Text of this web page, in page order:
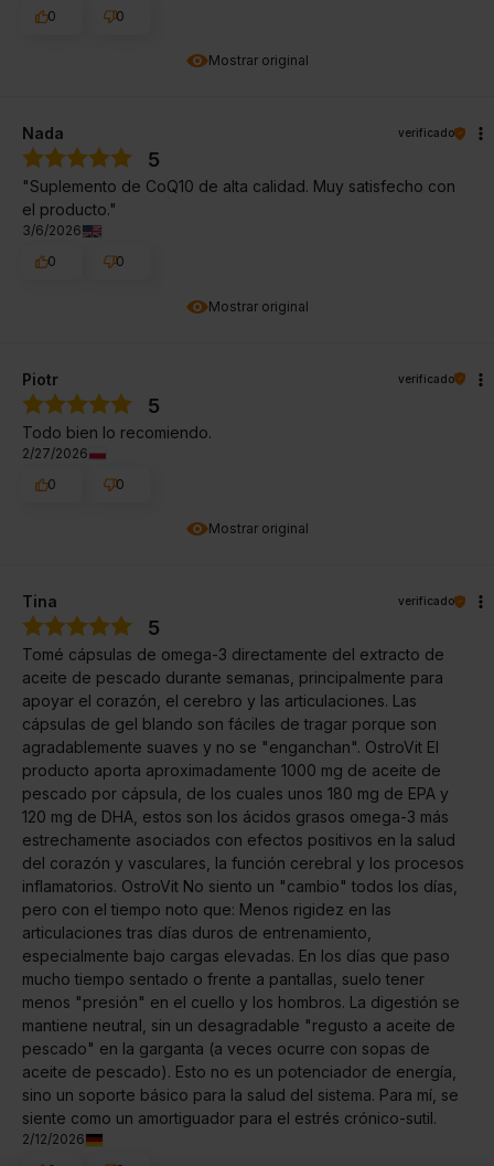
Mostrar original
0
0
Mostrar original
Nada verificado
5
"Suplemento de CoQ10 de alta calidad. Muy satisfecho con
el producto."
3/6/2026
0
0
Mostrar original
Piotr verificado
5
Todo bien lo recomiendo.
2/27/2026
0
0
Tina verificado
5
Tomé cápsulas de omega-3 directamente del extracto de
aceite de pescado durante semanas, principalmente para
apoyar el corazón, el cerebro y las articulaciones. Las
cápsulas de gel blando son fáciles de tragar porque son
agradablemente suaves y no se "enganchan". OstroVit El
producto aporta aproximadamente 1000 mg de aceite de
pescado por cápsula, de los cuales unos 180 mg de EPA y
120 mg de DHA, estos son los ácidos grasos omega-3 más
estrechamente asociados con efectos positivos en la salud
del corazón y vasculares, la función cerebral y los procesos
inflamatorios. OstroVit No siento un "cambio" todos los días,
pero con el tiempo noto que: Menos rigidez en las
articulaciones tras días duros de entrenamiento,
especialmente bajo cargas elevadas. En los días que paso
mucho tiempo sentado o frente a pantallas, suelo tener
menos "presión" en el cuello y los hombros. La digestión se
mantiene neutral, sin un desagradable "regusto a aceite de
pescado" en la garganta (a veces ocurre con sopas de
aceite de pescado). Esto no es un potenciador de energía,
sino un soporte básico para la salud del sistema. Para mí, se
siente como un amortiguador para el estrés crónico-sutil.
2/12/2026